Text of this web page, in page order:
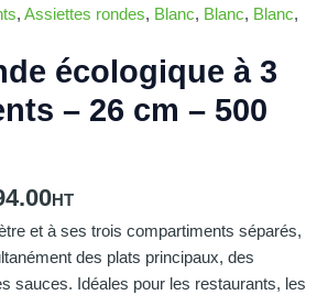
, Assiettes rondes, Blanc, Blanc, Blanc,
écologique à 3
– 26 cm – 500
et à ses trois compartiments séparés,
des plats principaux, des
sauces. Idéales pour les restaurants, les